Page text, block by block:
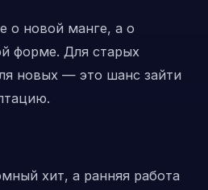
о новой манге, а о
форме. Для старых
новых — это шанс зайти
хит, а ранняя работа